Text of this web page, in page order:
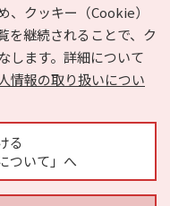
、クッキー（Cookie）
を継続されることで、ク
します。詳細について
情報の取り扱いについ
る
ついて」へ
Reserved.